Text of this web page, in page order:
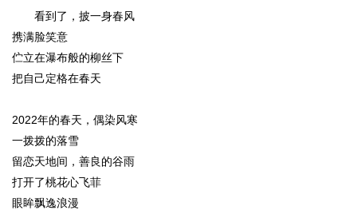
看到了，披一身春风
携满脸笑意
伫立在瀑布般的柳丝下
把自己定格在春天
2022年的春天，偶染风寒
一拨拨的落雪
留恋天地间，善良的谷雨
打开了桃花心飞菲
眼眸飘逸浪漫